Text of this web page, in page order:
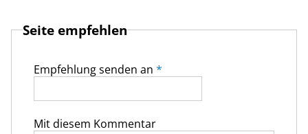
Seite empfehlen
Empfehlung senden an *
Mit diesem Kommentar